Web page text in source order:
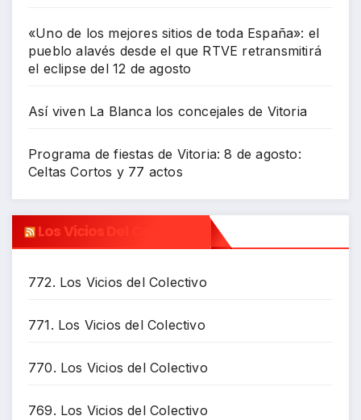
«Uno de los mejores sitios de toda España»: el
pueblo alavés desde el que RTVE retransmitirá
el eclipse del 12 de agosto
Así viven La Blanca los concejales de Vitoria
Programa de fiestas de Vitoria: 8 de agosto:
Celtas Cortos y 77 actos
Los Vicios Del Colectivo
772. Los Vicios del Colectivo
771. Los Vicios del Colectivo
770. Los Vicios del Colectivo
769. Los Vicios del Colectivo